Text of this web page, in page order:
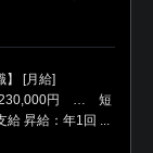
】 [月給]
円 … 短
昇給：年1回 ...